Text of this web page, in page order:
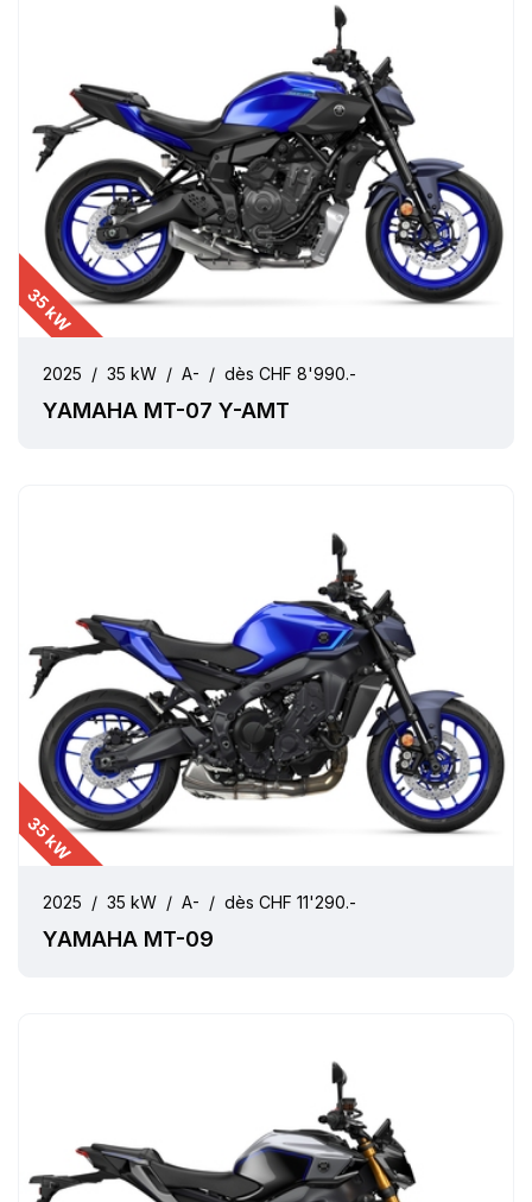
35 kW
2025 / 35 kW / A- / dès CHF 8'990.-
YAMAHA MT-07 Y-AMT
35 kW
2025 / 35 kW / A- / dès CHF 11'290.-
YAMAHA MT-09